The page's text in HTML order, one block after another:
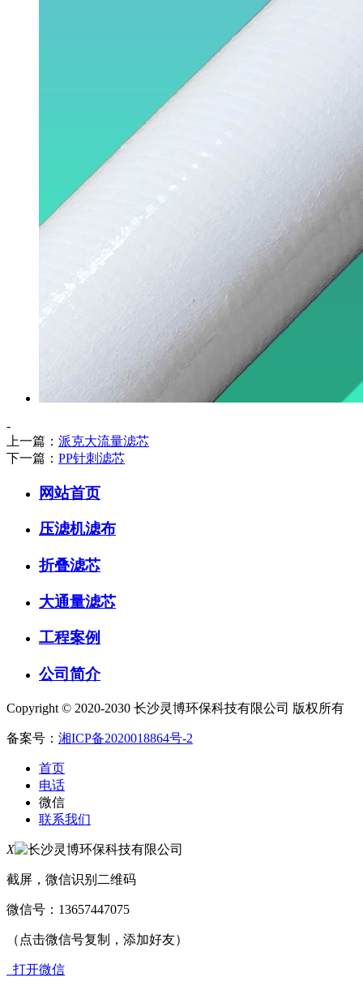
-
上一篇： 派克大流量滤芯
下一篇： PP针刺滤芯
网站首页
压滤机滤布
折叠滤芯
大通量滤芯
工程案例
公司简介
Copyright © 2020-2030 长沙灵博环保科技有限公司 版权所有
备案号： 湘ICP备2020018864号-2
首页
电话
微信
联系我们
X
截屏，微信识别二维码
微信号： 13657447075
（点击微信号复制，添加好友）
打开微信